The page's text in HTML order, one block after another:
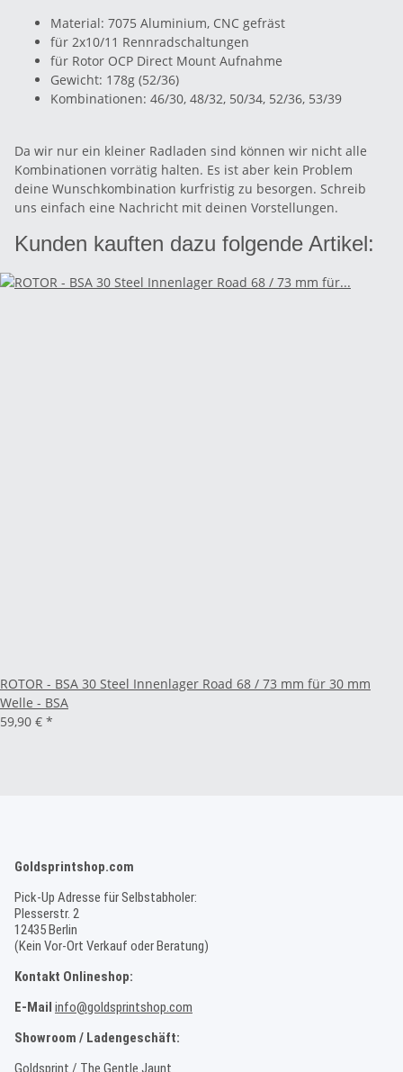
Material: 7075 Aluminium, CNC gefräst
für 2x10/11 Rennradschaltungen
für Rotor OCP Direct Mount Aufnahme
Gewicht: 178g (52/36)
Kombinationen: 46/30, 48/32, 50/34, 52/36, 53/39
Da wir nur ein kleiner Radladen sind können wir nicht alle
Kombinationen vorrätig halten. Es ist aber kein Problem
deine Wunschkombination kurfristig zu besorgen. Schreib
uns einfach eine Nachricht mit deinen Vorstellungen.
Kunden kauften dazu folgende Artikel:
ROTOR - BSA 30 Steel Innenlager Road 68 / 73 mm für 30 mm
Welle - BSA
59,90 € *
Goldsprintshop.com
Pick-Up Adresse für Selbstabholer:
Plesserstr. 2
12435 Berlin
(Kein Vor-Ort Verkauf oder Beratung)
Kontakt Onlineshop:
E-Mail info@goldsprintshop.com
Showroom / Ladengeschäft:
Goldsprint / The Gentle Jaunt